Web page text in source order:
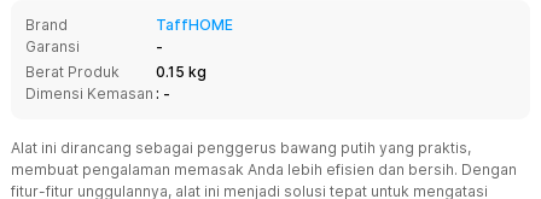
Brand
TaffHOME
Garansi
-
Berat Produk
0.15 kg
Dimensi Kemasan : -
Alat ini dirancang sebagai penggerus bawang putih yang praktis,
membuat pengalaman memasak Anda lebih efisien dan bersih. Dengan
fitur-fitur unggulannya, alat ini menjadi solusi tepat untuk mengatasi